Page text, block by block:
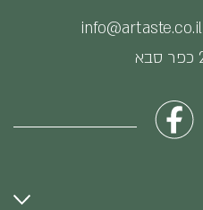
info@artaste.co.il